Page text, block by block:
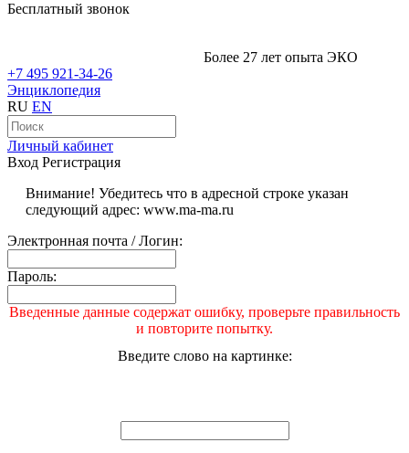
Бесплатный звонок
Более 27 лет опыта ЭКО
+7 495 921-34-26
Энциклопедия
RU EN
Личный кабинет
Вход Регистрация
Внимание! Убедитесь что в адресной строке указан
следующий адрес: www.ma-ma.ru
Электронная почта / Логин:
Пароль:
Введенные данные содержат ошибку, проверьте правильность
и повторите попытку.
Введите слово на картинке: